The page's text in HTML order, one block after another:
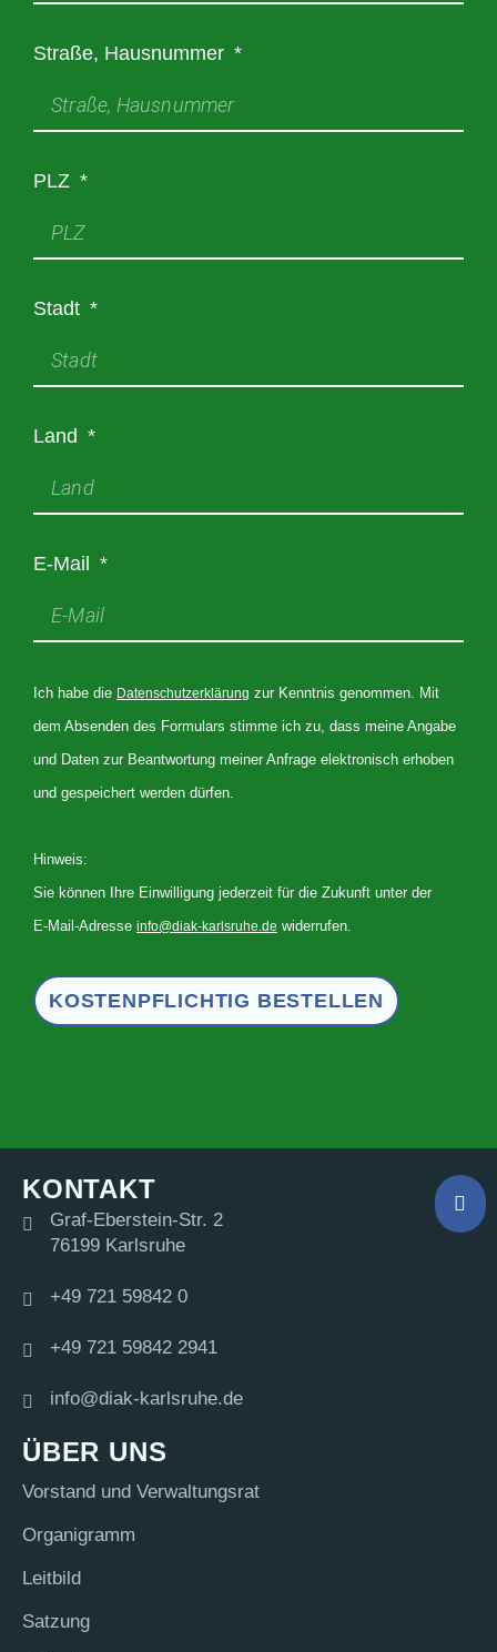
Stra­ße, Hausnummer
PLZ
Stadt
Land
E‑Mail
Ich habe die Daten­schutz­er­klä­rung zur Kennt­nis genom­men. Mit
dem Absen­den des For­mu­lars stim­me ich zu, dass mei­ne Anga­be
und Daten zur Beant­wor­tung mei­ner Anfra­ge elek­tro­nisch erho­ben
und gespei­chert wer­den dürfen.
Hin­weis:
Sie kön­nen Ihre Ein­wil­li­gung jeder­zeit für die Zukunft unter der
E‑Mail-Adres­se info@​diak-​karlsruhe.​de widerrufen.
KOSTENPFLICHTIG BESTELLEN
KONTAKT
Graf-Eberstein-Str. 2
76199 Karlsruhe
+49 721 59842 0
+49 721 59842 2941
info@diak-karlsruhe.de
ÜBER UNS
Vor­stand und Verwaltungsrat
Orga­ni­gramm
Leit­bild
Sat­zung